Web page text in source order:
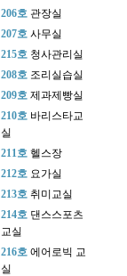
206호 관장실
207호 사무실
215호 청사관리실
208호 조리실습실
209호 제과제빵실
210호 바리스타교
실
211호 헬스장
212호 요가실
213호 취미교실
214호 댄스스포츠
교실
216호 에어로빅 교
실